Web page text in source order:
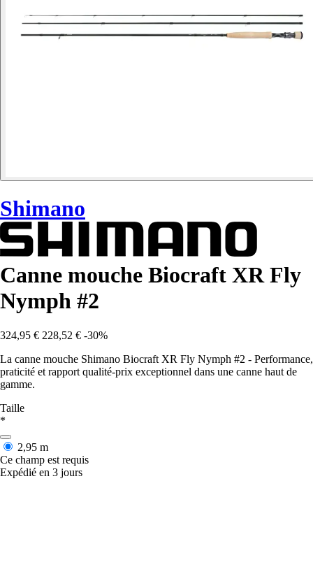
Shimano
Canne mouche Biocraft XR Fly
Nymph #2
324,95 € 228,52 € -30%
La canne mouche Shimano Biocraft XR Fly Nymph #2 - Performance,
praticité et rapport qualité-prix exceptionnel dans une canne haut de
gamme.
Taille
*
2,95 m
Ce champ est requis
Expédié en 3 jours